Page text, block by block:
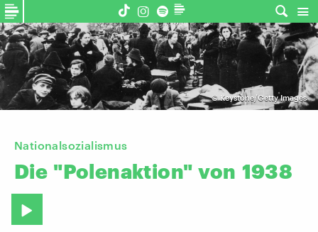
© Keystone/Getty Images
Nationalsozialismus
Die "Polenaktion" von 1938